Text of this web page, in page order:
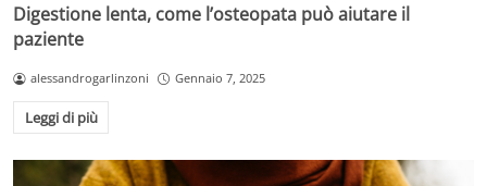
Digestione lenta, come l’osteopata può aiutare il
paziente
alessandrogarlinzoni Gennaio 7, 2025
Leggi di più